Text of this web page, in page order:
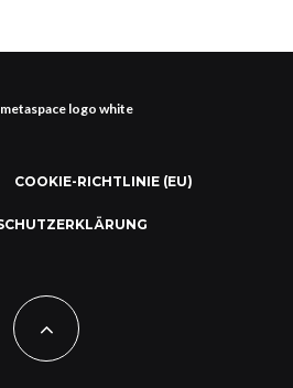
COOKIE-RICHTLINIE (EU)